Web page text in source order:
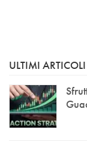
ULTIMI ARTICOLI